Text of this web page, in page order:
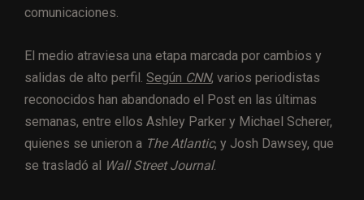
comunicaciones.
El medio atraviesa una etapa marcada por cambios y
salidas de alto perfil. Según CNN, varios periodistas
reconocidos han abandonado el Post en las últimas
semanas, entre ellos Ashley Parker y Michael Scherer,
quienes se unieron a The Atlantic, y Josh Dawsey, que
se trasladó al Wall Street Journal.